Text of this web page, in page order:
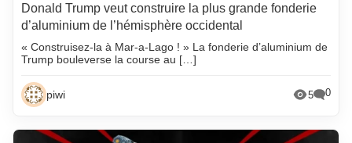
Donald Trump veut construire la plus grande fonderie
d’aluminium de l’hémisphère occidental
« Construisez-la à Mar-a-Lago ! » La fonderie d’aluminium de
Trump bouleverse la course au […]
piwi 5 0